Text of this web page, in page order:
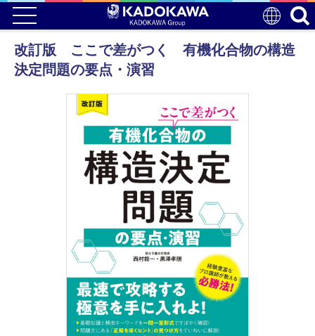
改訂版 ここで差がつく 有機化合物の構造
決定問題の要点・演習